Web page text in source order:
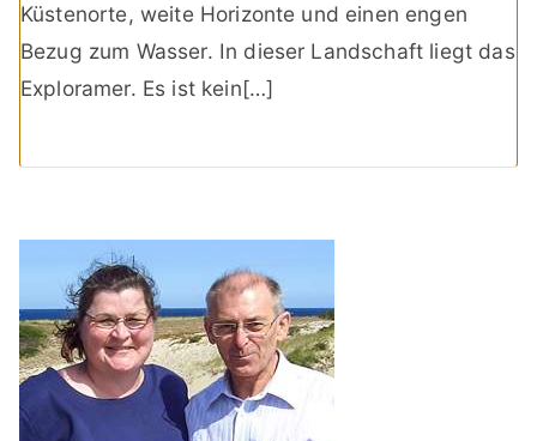
Küstenorte, weite Horizonte und einen engen
Bezug zum Wasser. In dieser Landschaft liegt das
Exploramer. Es ist kein[…]